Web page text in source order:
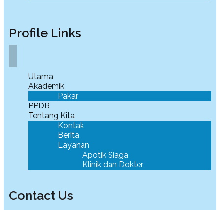
Profile Links
Utama
Akademik
Pakar
PPDB
Tentang Kita
Kontak
Berita
Layanan
Apotik Siaga
Klinik dan Dokter
Contact Us